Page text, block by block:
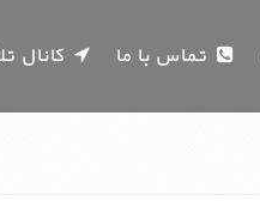
تماس با ما کانال